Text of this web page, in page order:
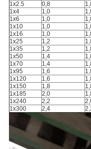
1x2.5
0,8
1x4
1,0
1x6
1,0
1x10
1,0
1x16
1,0
1x25
1,2
1x35
1,2
1x50
1,4
1x70
1,4
1x95
1,6
1x120
1,6
1x150
1,8
1x185
2,0
1x240
2,2
1x300
2,4